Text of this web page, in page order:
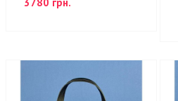
3780 грн.